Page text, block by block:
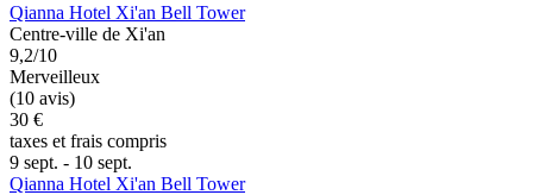
Qianna Hotel Xi'an Bell Tower
Centre-ville de Xi'an
9,2/10
Merveilleux
(10 avis)
30 €
taxes et frais compris
9 sept. - 10 sept.
Qianna Hotel Xi'an Bell Tower